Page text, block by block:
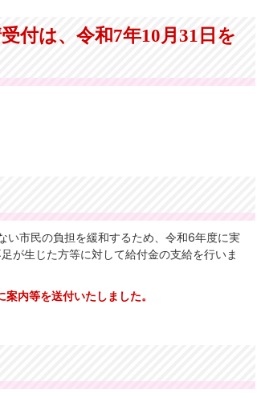
付は、令和7年10月31日を
い市民の負担を緩和するため、令和6年度に実
が生じた方等に対して給付金の支給を行いま
内等を送付いたしました。